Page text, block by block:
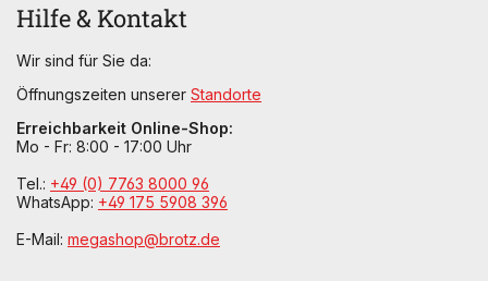
Hilfe & Kontakt
Wir sind für Sie da:
Öffnungszeiten unserer Standorte
Erreichbarkeit Online-Shop:
Mo - Fr: 8:00 - 17:00 Uhr
Tel.: +49 (0) 7763 8000 96
WhatsApp: +49 175 5908 396
E-Mail: megashop@brotz.de